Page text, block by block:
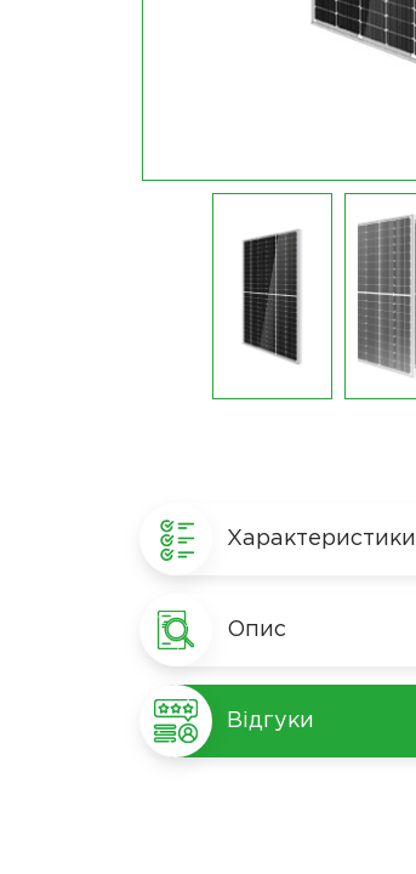
Характеристики
Опис
Відгуки